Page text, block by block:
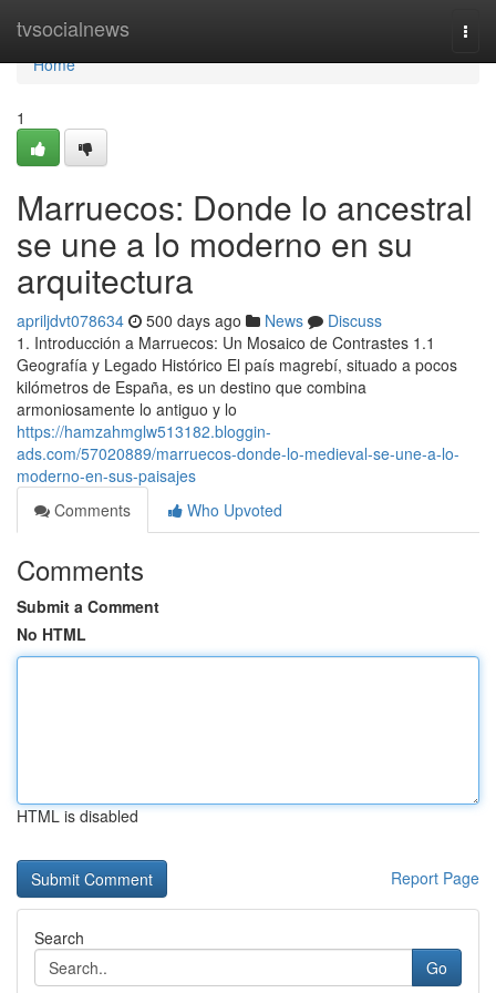
tvsocialnews
Home
Home
1
Marruecos: Donde lo ancestral
se une a lo moderno en su
arquitectura
apriljdvt078634 500 days ago News
Discuss
1. Introducción a Marruecos: Un Mosaico de Contrastes 1.1
Geografía y Legado Histórico El país magrebí, situado a pocos
kilómetros de España, es un destino que combina
armoniosamente lo antiguo y lo
https://hamzahmglw513182.bloggin-
ads.com/57020889/marruecos-donde-lo-medieval-se-une-a-lo-
moderno-en-sus-paisajes
Comments
Who Upvoted
Comments
Submit a Comment
No HTML
HTML is disabled
Report Page
Search
Go